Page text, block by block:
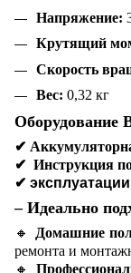
Напряжение:
Крутящий
Скорость
Вес: 0,32 кг
Оборудование
✔
✔ Инструкция
✔
– Идеально
🔸 Домашние
ремонта и
🔸